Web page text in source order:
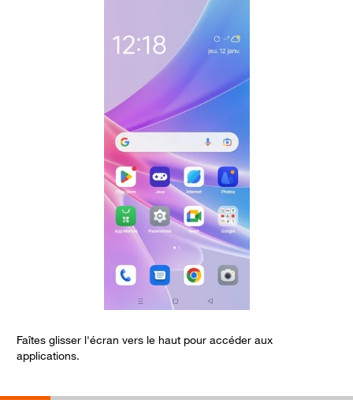
Faîtes glisser l'écran vers le haut pour accéder aux
applications.